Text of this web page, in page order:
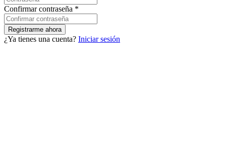
Confirmar contraseña *
¿Ya tienes una cuenta? Iniciar sesión